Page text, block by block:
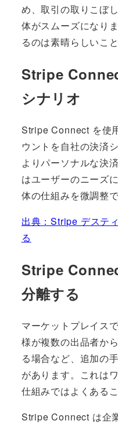
め、取引の取りこぼ
体がスムーズになり
るのは素晴らしいこと
Stripe
シナリオ
Stripe Connect を使
ウントを自社の決済
よりパーソナルな決
はユーザーのニーズ
体の仕組みを微調整で
出典：Stripe デステ
る
Stripe
分離する
マーケットプレイス
様が複数の出品者か
る場合など、追加の
があります。これは
仕組みではよくあるこ
Stripe Connect は企